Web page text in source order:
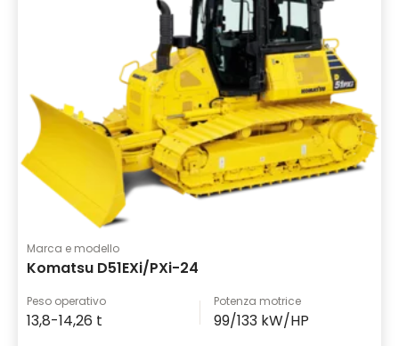
Marca e modello
Komatsu D51EXi/PXi-24
Peso operativo
13,8-14,26 t
Potenza motrice
99/133 kW/HP